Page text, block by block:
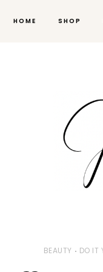
HOME SHOP
BEAUTY DO IT